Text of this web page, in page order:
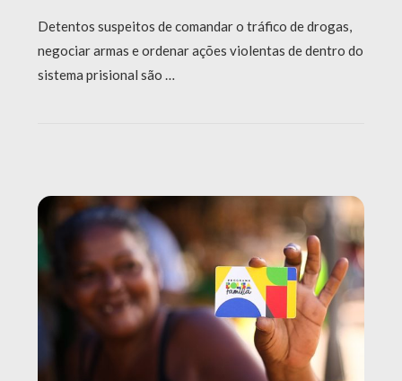
Detentos suspeitos de comandar o tráfico de drogas,
negociar armas e ordenar ações violentas de dentro do
sistema prisional são …